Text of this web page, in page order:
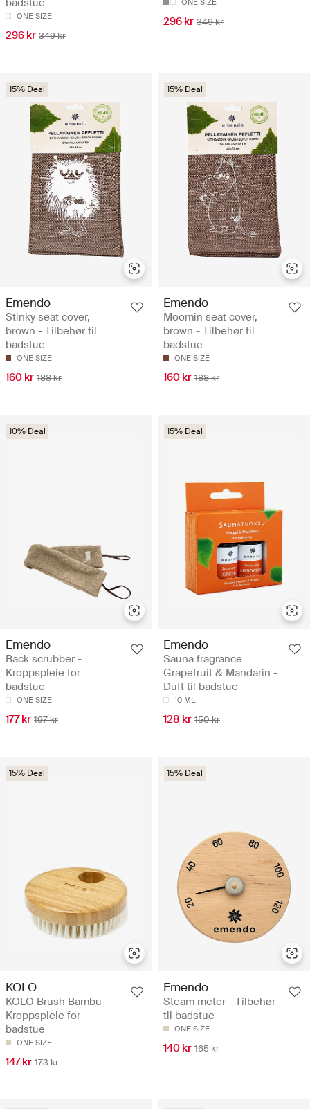
badstue
ONE SIZE
296 kr 349 kr
ONE SIZE
296 kr 349 kr
15% Deal
Emendo
Stinky seat cover,
brown - Tilbehør til
badstue
ONE SIZE
160 kr 188 kr
15% Deal
Emendo
Moomin seat cover,
brown - Tilbehør til
badstue
ONE SIZE
160 kr 188 kr
10% Deal
Emendo
Back scrubber -
Kroppspleie for
badstue
ONE SIZE
177 kr 197 kr
15% Deal
Emendo
Sauna fragrance
Grapefruit & Mandarin -
Duft til badstue
10 ML
128 kr 150 kr
15% Deal
KOLO
KOLO Brush Bambu -
Kroppspleie for
badstue
ONE SIZE
147 kr 173 kr
15% Deal
Emendo
Steam meter - Tilbehør
til badstue
ONE SIZE
140 kr 165 kr